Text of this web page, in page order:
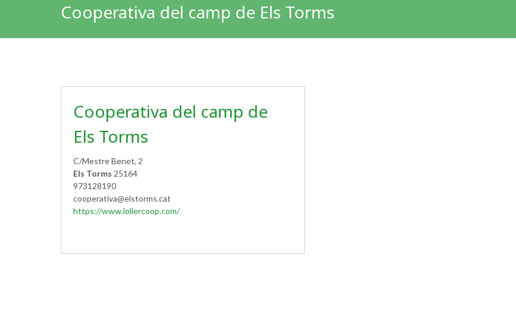
Cooperativa del camp de Els Torms
Cooperativa del camp de
Els Torms
C/Mestre Benet, 2
Els Torms 25164
973128190
cooperativa@elstorms.cat
https://www.loliercoop.com/